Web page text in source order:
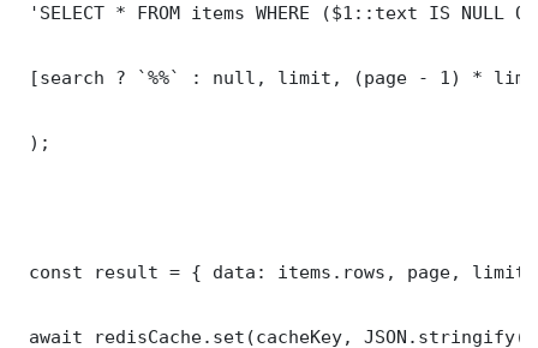
'SELECT * FROM items WHERE ($1::text IS NULL
[search ? `%%` : null, limit, (page - 1) *
);
const result = { data: items.rows, page,
await redisCache.set(cacheKey,